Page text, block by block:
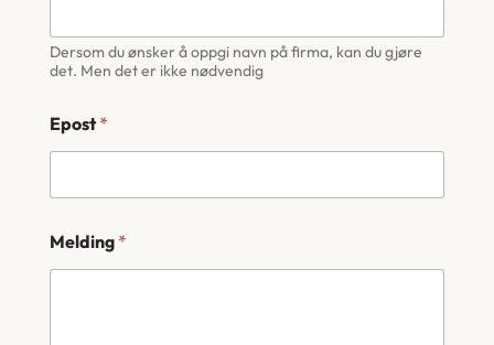
Dersom du ønsker å oppgi navn på firma, kan du gjøre
det. Men det er ikke nødvendig
Epost*
Melding *